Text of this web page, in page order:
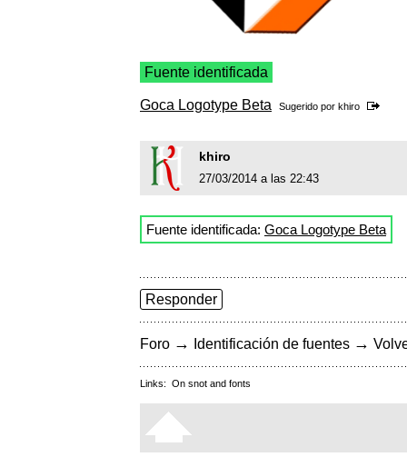
Fuente identificada
Goca Logotype Beta Sugerido por khiro
khiro
27/03/2014 a las 22:43
Fuente identificada: Goca Logotype Beta
Responder
Foro → Identificación de fuentes →
Links: On snot and fonts